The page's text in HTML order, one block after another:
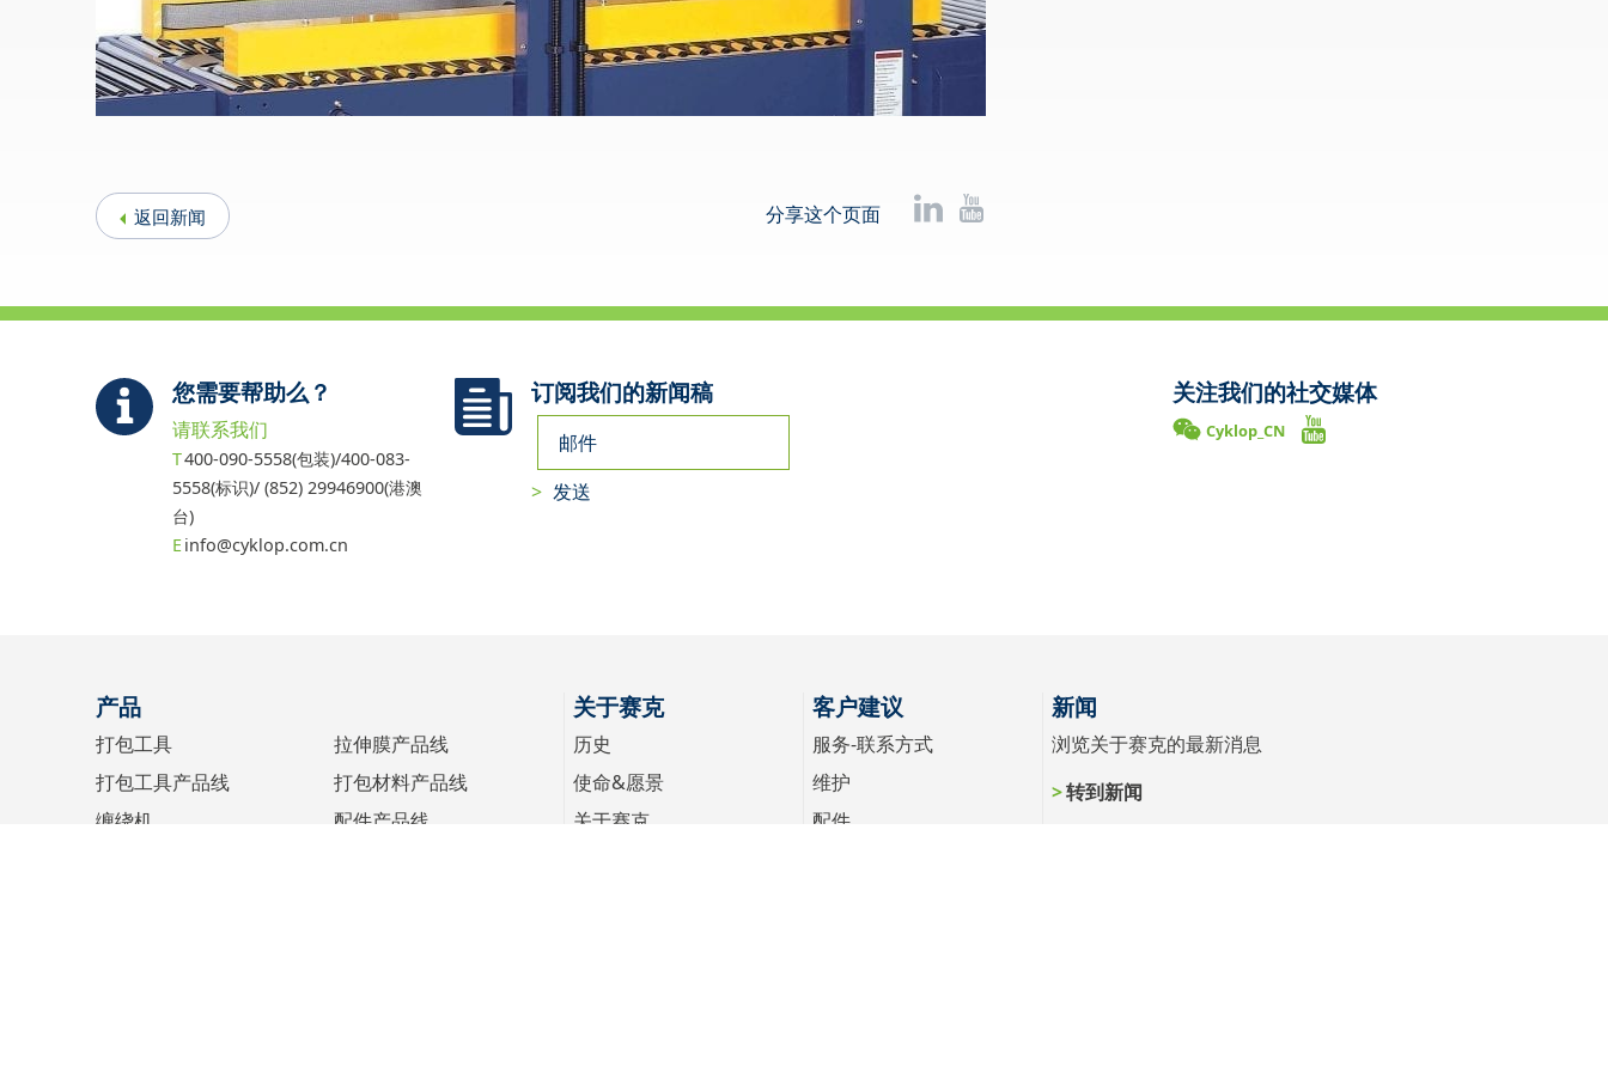
返回新闻 分享这个页面
您需要帮助么？
请联系我们
400-090-5558(包装)/400-083-
5558(标识)/ (852) 29946900(港澳
台)
info@cyklop.com.cn
订阅我们的新闻稿 关注我们的社交媒体
Cyklop_CN
产品
打包工具
打包工具产品线
缠绕机
拉伸膜产品线
打包材料产品线
配件产品线
关于赛克
历史
使命&愿景
关于赛克
客户建议
服务-联系方式
维护
配件
新闻
浏览关于赛克的最新消息
转到新闻